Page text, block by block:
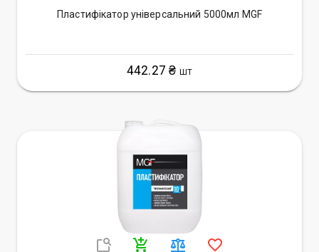
Пластифікатор універсальний 5000мл MGF
442.27 ₴ ШТ